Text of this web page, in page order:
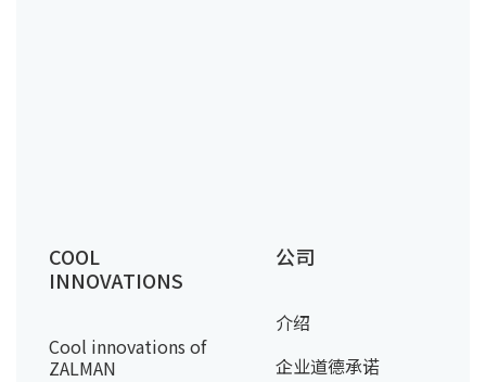
COOL
INNOVATIONS
Cool innovations of
ZALMAN
公司
介绍
企业道德承诺